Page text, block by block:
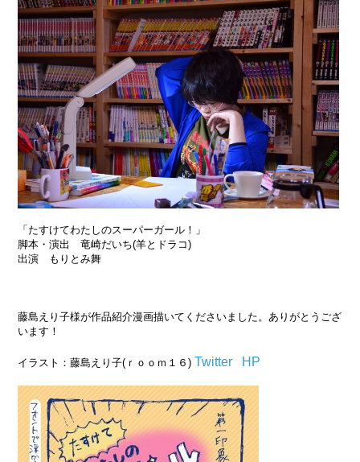
「たすけてわたしのスーパーガール！」
脚本・演出 竜崎だいち(羊とドラコ)
出演 もりとみ舞
藤島えり子様が作品紹介漫画描いてくださいました。ありがとうござ
います！
イラスト：藤島えり子(ｒｏｏｍ１６) Twitter HP